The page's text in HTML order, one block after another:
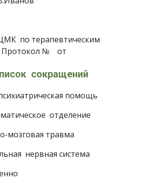
№    от
сокращений
помощь
отделение
мозговая травма
нервная система